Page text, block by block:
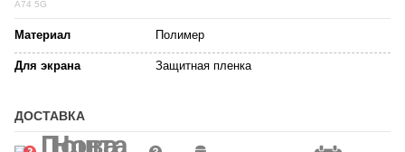
A74 5G
Материал Полимер
Для экрана Защитная пленка
ДОСТАВКА